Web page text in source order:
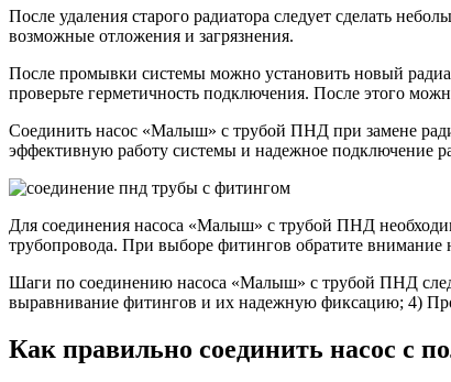
После удаления старого радиатора следует сделать
возможные отложения и загрязнения.
После промывки системы можно установить новый
проверьте герметичность подключения. После этого
Соединить насос «Малыш» с трубой ПНД при замене
эффективную работу системы и надежное подключение
Для соединения насоса «Малыш» с трубой ПНД
трубопровода. При выборе фитингов обратите внимание
Шаги по соединению насоса «Малыш» с трубой ПНД
выравнивание фитингов и их надежную фиксацию; 4)
Как правильно соединить насос с